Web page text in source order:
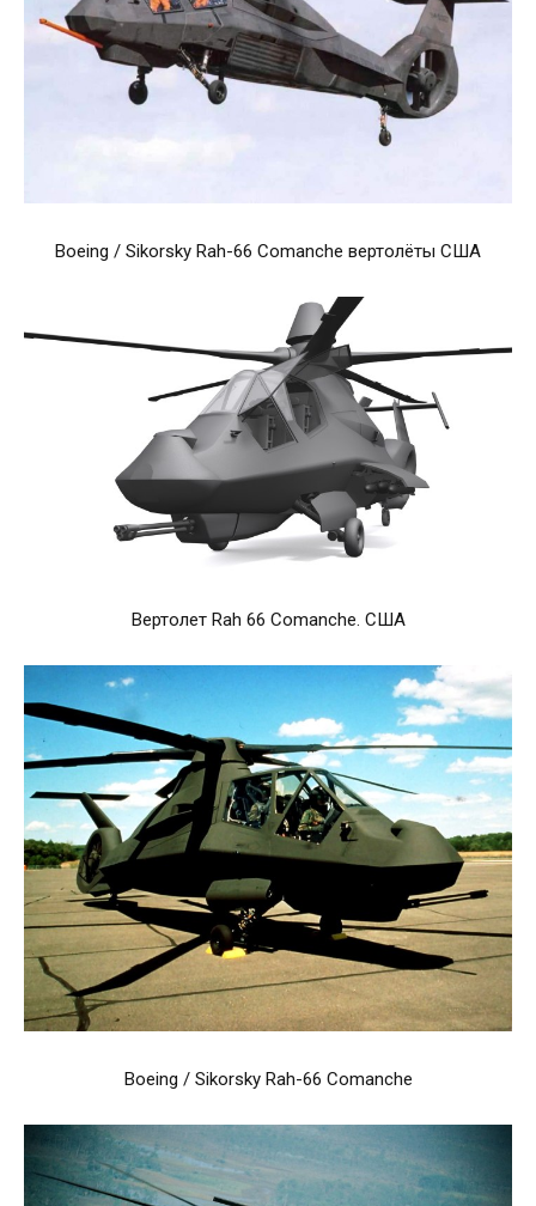
Boeing / Sikorsky Rah-66 Comanche вертолёты США
Вертолет Rah 66 Comanche. США
Boeing / Sikorsky Rah-66 Comanche